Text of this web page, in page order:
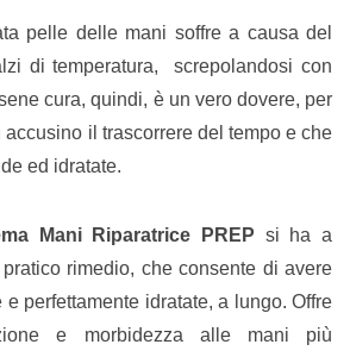
pelle delle mani soffre a causa del
di temperatura, screpolandosi con
cura, quindi, è un vero dovere, per
il trascorrere del tempo e che
ed idratate.
Mani Riparatrice PREP si ha a
rimedio, che consente di avere
perfettamente idratate, a lungo. Offre
e morbidezza alle mani più